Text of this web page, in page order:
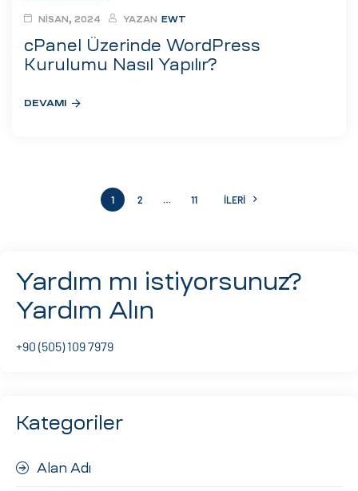
cPanel Üzerinde WordPress
Kurulumu Nasıl Yapılır?
NISAN, 2024 YAZAN EWT
DEVAMI
1 2 11 İLERI
Yardım mı istiyorsunuz?
Yardım Alın
+90 (505) 109 7979
Kategoriler
Alan Adı